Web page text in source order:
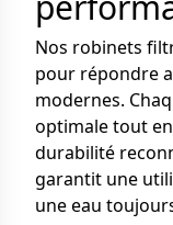
Nos robinets
pour répondre
modernes.
optimale tout
durabilité
garantit une
une eau